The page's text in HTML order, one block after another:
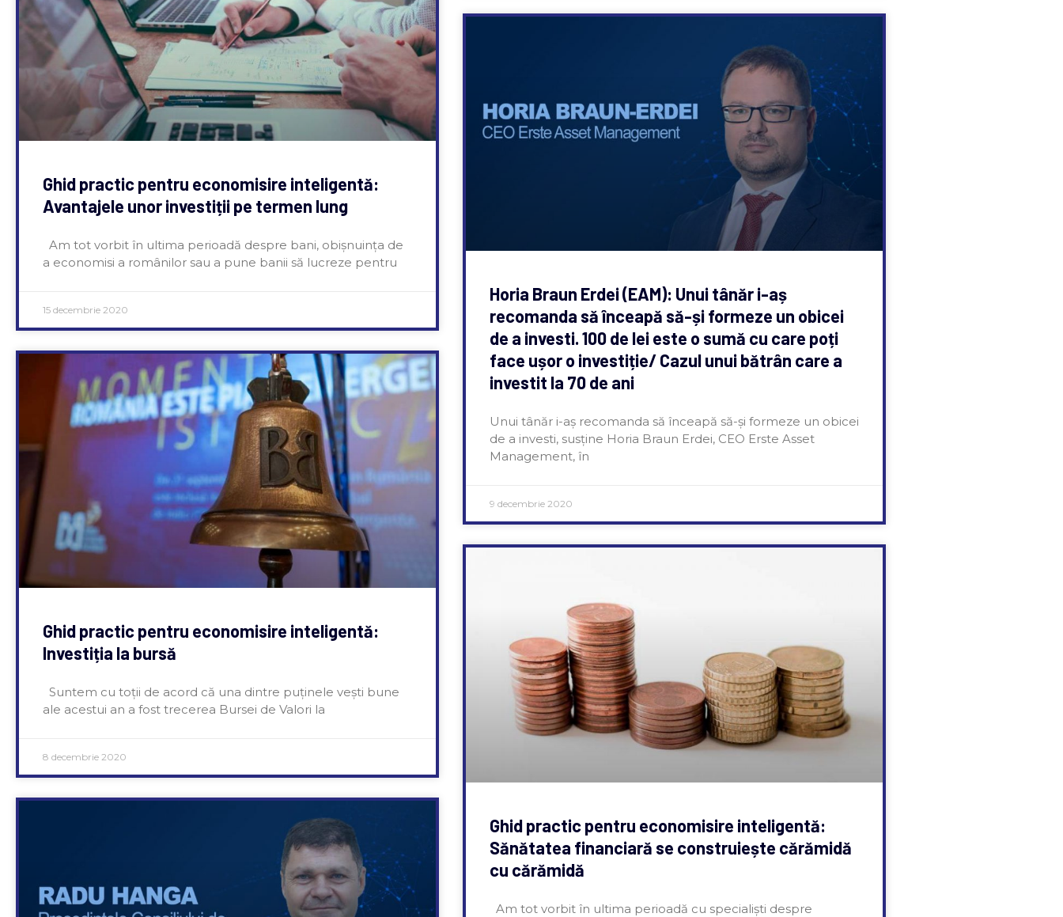
Ghid practic pentru economisire inteligentă:
Avantajele unor investiții pe termen lung
Am tot vorbit în ultima perioadă despre bani, obișnuința de
a economisi a românilor sau a pune banii să lucreze pentru
15 decembrie 2020
Horia Braun Erdei (EAM): Unui tânăr i-aș
recomanda să înceapă să-și formeze un obicei
de a investi. 100 de lei este o sumă cu care poți
face ușor o investiție/ Cazul unui bătrân care a
investit la 70 de ani
Unui tânăr i-aș recomanda să înceapă să-și formeze un obicei
de a investi, susține Horia Braun Erdei, CEO Erste Asset
Management, în
9 decembrie 2020
Ghid practic pentru economisire inteligentă:
Investiția la bursă
Suntem cu toții de acord că una dintre puținele vești bune
ale acestui an a fost trecerea Bursei de Valori la
8 decembrie 2020
Ghid practic pentru economisire inteligentă:
Sănătatea financiară se construiește cărămidă
cu cărămidă
Am tot vorbit în ultima perioadă cu specialiști despre